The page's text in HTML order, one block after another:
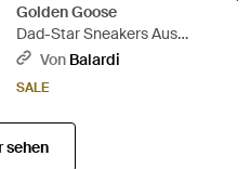
Golden Goose
Dad-Star Sneakers Aus
Schwarzem Naplak Und Rissleder
Von Balardi
SALE
sehen